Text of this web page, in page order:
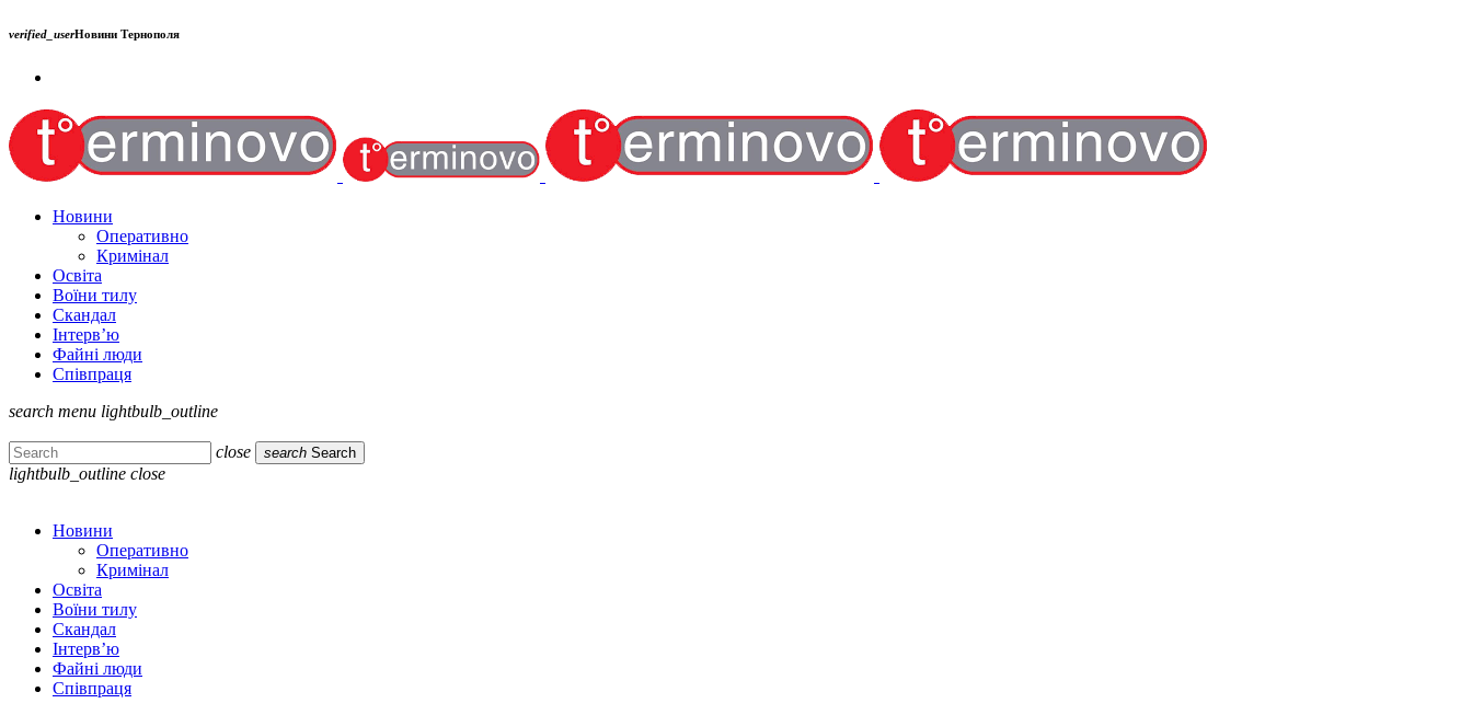
verified_userНовини Тернополя
Новини
Оперативно
Кримінал
Освіта
Воїни тилу
Скандал
Інтерв’ю
Файні люди
Співпраця
search menu lightbulb_outline
close search Search
lightbulb_outline close
Новини
Оперативно
Кримінал
Освіта
Воїни тилу
Скандал
Інтерв’ю
Файні люди
Співпраця